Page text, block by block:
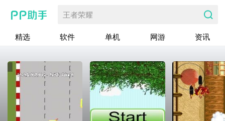
王者荣耀
精选 软件 单机 网游 资讯